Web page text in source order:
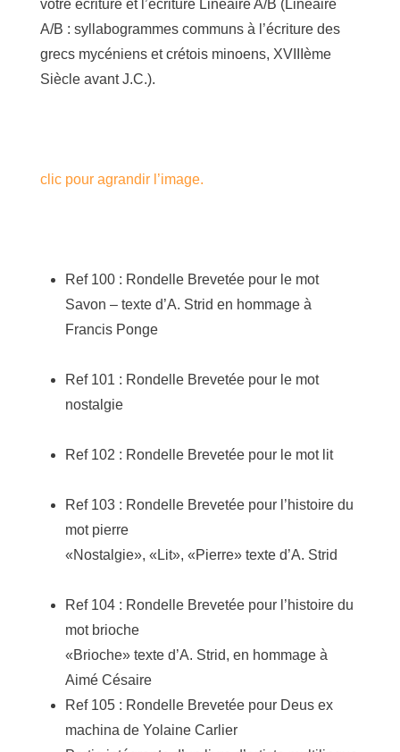
votre écriture et l’écriture Linéaire A/B (Linéaire
A/B : syllabogrammes communs à l’écriture des
grecs mycéniens et crétois minoens, XVIIIème
Siècle avant J.C.).
clic pour agrandir l’image.
Ref 100 : Rondelle Brevetée pour le mot
Savon – texte d’A. Strid en hommage à
Francis Ponge
Ref 101 : Rondelle Brevetée pour le mot
nostalgie
Ref 102 : Rondelle Brevetée pour le mot lit
Ref 103 : Rondelle Brevetée pour l’histoire du
mot pierre
«Nostalgie», «Lit», «Pierre» texte d’A. Strid
Ref 104 : Rondelle Brevetée pour l’histoire du
mot brioche
«Brioche» texte d’A. Strid, en hommage à
Aimé Césaire
Ref 105 : Rondelle Brevetée pour Deus ex
machina de Yolaine Carlier